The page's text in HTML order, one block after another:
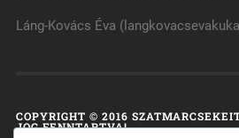
Láng-Kovács Éva
COPYRIGHT © 2016
JOG FENNTARTVA!